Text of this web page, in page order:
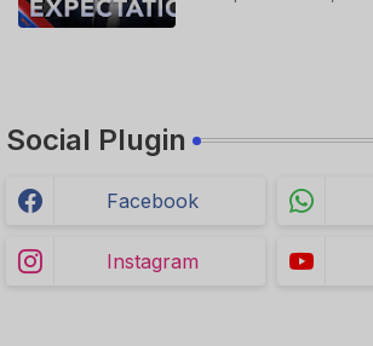
Social Plugin
Facebook
Instagram